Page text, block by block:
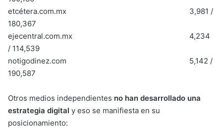
etcétera.com.mx 3,981 /
180,367
ejecentral.com.mx 4,234
/ 114,539
notigodinez.com 5,142 /
190,587
Otros medios independientes no han desarrollado una
estrategia digital y eso se manifiesta en su
posicionamiento: